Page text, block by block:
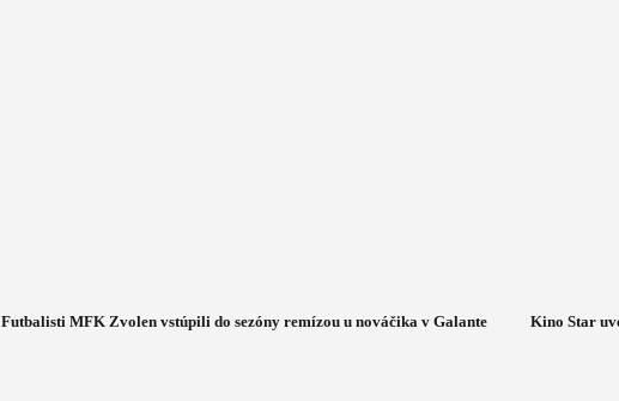
Futbalisti MFK Zvolen vstúpili do sezóny remízou u nováčika v Galante Kino Star